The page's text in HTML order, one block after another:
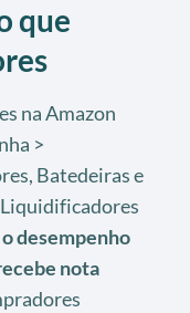
que
na Amazon
>
Batedeiras e
o desempenho
nota